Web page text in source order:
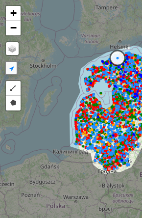
+
−
Draw a polyline
Draw a polygon